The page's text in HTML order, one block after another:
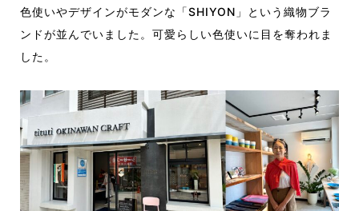
色使いやデザインがモダンな「SHIYON」という織物ブラ
ンドが並んでいました。可愛らしい色使いに目を奪われま
した。